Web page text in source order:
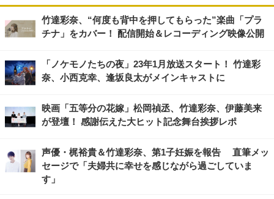
竹達彩奈、“何度も背中を押してもらった”楽曲「プラ
チナ」をカバー！ 配信開始＆レコーディング映像公開
「ノケモノたちの夜」23年1月放送スタート！ 竹達彩
奈、小西克幸、逢坂良太がメインキャストに
映画「五等分の花嫁」松岡禎丞、竹達彩奈、伊藤美来
が登壇！ 感謝伝えた大ヒット記念舞台挨拶レポ
声優・梶裕貴＆竹達彩奈、第1子妊娠を報告 直筆メッ
セージで「夫婦共に幸せを感じながら過ごしていま
す」